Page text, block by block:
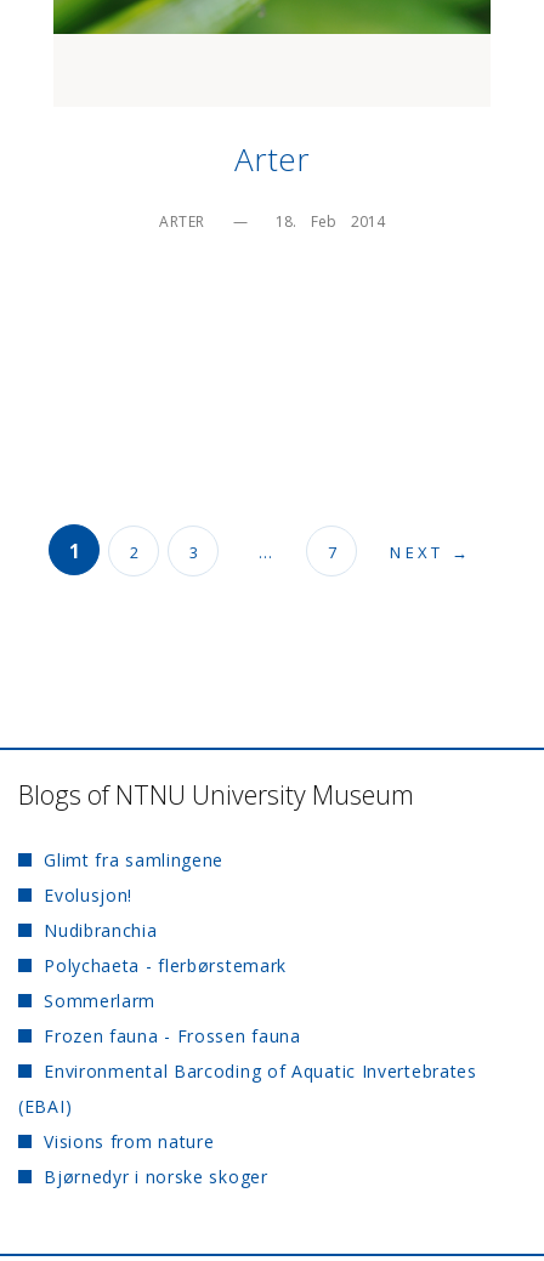
Arter
ARTER — 18.    Feb    2014
1 2 3 … 7 NEXT →
Blogs of NTNU University Museum
Glimt fra samlingene
Evolusjon!
Nudibranchia
Polychaeta - flerbørstemark
Sommerlarm
Frozen fauna - Frossen fauna
Environmental Barcoding of Aquatic Invertebrates
(EBAI)
Visions from nature
Bjørnedyr i norske skoger